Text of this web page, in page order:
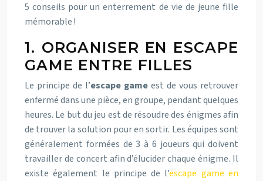
5 conseils pour un enterrement de vie de jeune fille
mémorable !
1. ORGANISER EN ESCAPE
GAME ENTRE FILLES
Le principe de l’escape game est de vous retrouver
enfermé dans une pièce, en groupe, pendant quelques
heures. Le but du jeu est de résoudre des énigmes afin
de trouver la solution pour en sortir. Les équipes sont
généralement formées de 3 à 6 joueurs qui doivent
travailler de concert afin d’élucider chaque énigme. Il
existe également le principe de l’escape game en